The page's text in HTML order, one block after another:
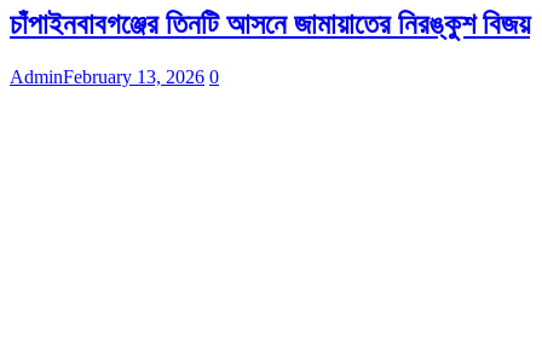
চাঁপাইনবাবগঞ্জের তিনটি আসনে জামায়াতের নিরঙ্কুশ বিজয়
AdminFebruary 13, 2026 0